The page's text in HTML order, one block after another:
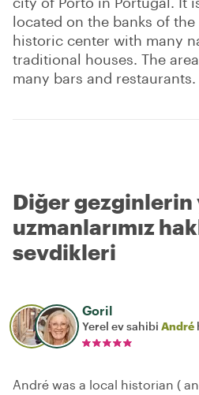
located on the banks of the
historic center with many
traditional houses. The
many bars and restaurants.
Diğer gezginlerin
uzmanlarımız
sevdikleri
Goril
Yerel ev sahibi André
André was a local historian (